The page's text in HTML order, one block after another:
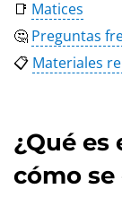
📑 Matices
🤔 Preguntas
📋 Materiales
¿Qué
cómo se